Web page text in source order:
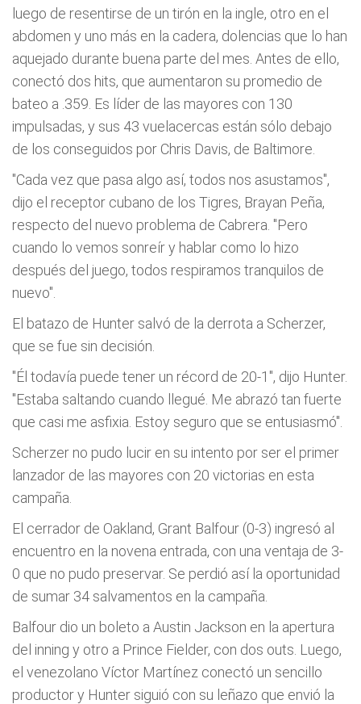
luego de resentirse de un tirón en la ingle, otro en el
abdomen y uno más en la cadera, dolencias que lo han
aquejado durante buena parte del mes. Antes de ello,
conectó dos hits, que aumentaron su promedio de
bateo a .359. Es líder de las mayores con 130
impulsadas, y sus 43 vuelacercas están sólo debajo
de los conseguidos por Chris Davis, de Baltimore.
"Cada vez que pasa algo así, todos nos asustamos",
dijo el receptor cubano de los Tigres, Brayan Peña,
respecto del nuevo problema de Cabrera. "Pero
cuando lo vemos sonreír y hablar como lo hizo
después del juego, todos respiramos tranquilos de
nuevo".
El batazo de Hunter salvó de la derrota a Scherzer,
que se fue sin decisión.
"Él todavía puede tener un récord de 20-1", dijo Hunter.
"Estaba saltando cuando llegué. Me abrazó tan fuerte
que casi me asfixia. Estoy seguro que se entusiasmó".
Scherzer no pudo lucir en su intento por ser el primer
lanzador de las mayores con 20 victorias en esta
campaña.
El cerrador de Oakland, Grant Balfour (0-3) ingresó al
encuentro en la novena entrada, con una ventaja de 3-
0 que no pudo preservar. Se perdió así la oportunidad
de sumar 34 salvamentos en la campaña.
Balfour dio un boleto a Austin Jackson en la apertura
del inning y otro a Prince Fielder, con dos outs. Luego,
el venezolano Víctor Martínez conectó un sencillo
productor y Hunter siguió con su leñazo que envió la